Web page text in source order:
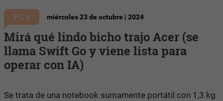
PC's miércoles 23 de octubre | 2024
Mirá qué lindo bicho trajo Acer (se
llama Swift Go y viene lista para
operar con IA)
Se trata de una notebook sumamente portátil con 1,3 kg